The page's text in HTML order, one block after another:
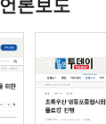
언론보도